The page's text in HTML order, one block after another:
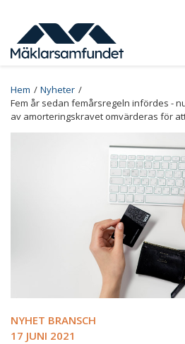
huvudinnehåll
Breadcrumb
Hem
Nyheter
Fem år sedan femårsregeln infördes -
av amorteringskravet omvärderas för
NYHET BRANSCH
17 JUNI 2021